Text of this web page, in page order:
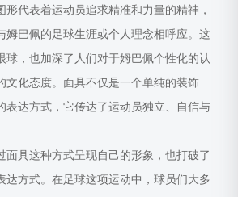
形代表着运动员追求精准和力量的精神，
姆巴佩的足球生涯或个人理念相呼应。这
球，也加深了人们对于姆巴佩个性化的认
文化态度。面具不仅是一个单纯的装饰
表达方式，它传达了运动员独立、自信与
面具这种方式呈现自己的形象，也打破了
达方式。在足球这项运动中，球员们大多